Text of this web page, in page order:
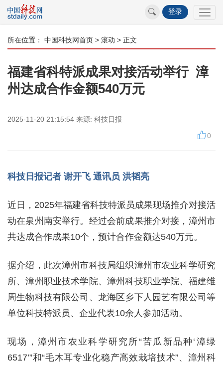
登录
所在位置： 中国科技网首页 > 滚动 > 正文
福建省科特派成果对接活动举行 漳
州达成合作金额540万元
2025-11-20 21:15:54 来源: 科技日报
0
科技日报记者 谢开飞 通讯员 洪韬亮
近日，2025年福建省科技特派员成果现场推介对接活
动在泉州南安举行。经过会前成果推介对接，漳州市
共达成合作成果10个，预计合作金额达540万元。
据介绍，此次漳州市科技局组织漳州市农业科学研究
所、漳州职业技术学院、漳州科技职业学院、福建维
周生物科技有限公司、龙海区乡下人园艺有限公司等
单位科技特派员、企业代表10余人参加活动。
现场，漳州市农业科学研究所“苦瓜新品种‘漳绿
6517’”和“毛木耳专业化稳产高效栽培技术”、漳州科